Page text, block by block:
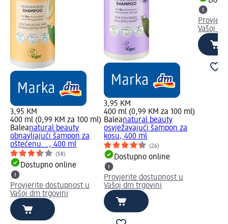
3,95 KM
400 ml (0,99 KM za 100 ml)
Baleanatural beauty
obnavljajući šampon za
oštećenu..., 400 ml
(58)
Dostupno online
Provjerite dostupnost u
Vašoj dm trgovini
3,95 KM
400 ml (0,99 KM za 100 ml)
Baleanatural beauty
osvježavajući šampon za
kosu, 400 ml
(26)
Dostupno online
Provjerite dostupnost u
Vašoj dm trgovini
Vašoj